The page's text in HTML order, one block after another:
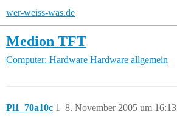
wer-weiss-was.de
Medion TFT
Computer: Hardware Hardware allgemein
Pl1_70a10c 8. November 2005 um 16:13
1